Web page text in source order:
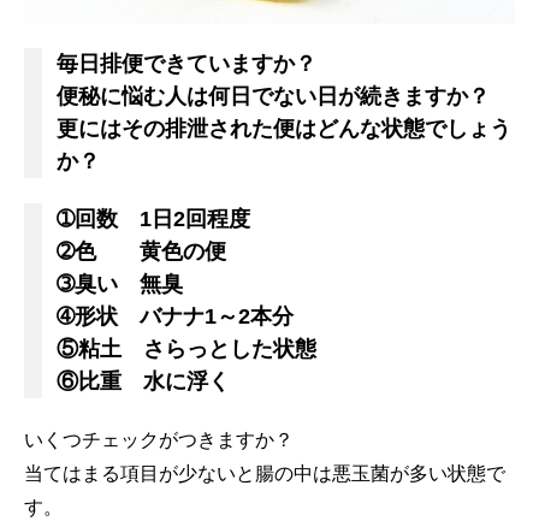
毎日排便できていますか？
便秘に悩む人は何日でない日が続きますか？
更にはその排泄された便はどんな状態でしょう
か？
➀回数 1日2回程度
➁色 黄色の便
➂臭い 無臭
➃形状 バナナ1～2本分
⑤粘土 さらっとした状態
⑥比重 水に浮く
いくつチェックがつきますか？
当てはまる項目が少ないと腸の中は悪玉菌が多い状態で
す。